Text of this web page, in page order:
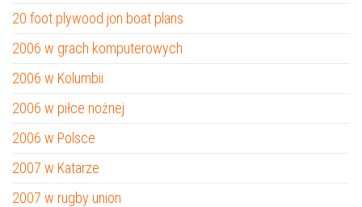
20 foot plywood jon boat plans
2006 w grach komputerowych
2006 w Kolumbii
2006 w piłce nożnej
2006 w Polsce
2007 w Katarze
2007 w rugby union